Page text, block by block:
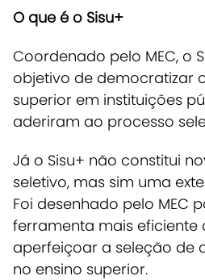
O que é o Sisu+
Coordenado pelo MEC, o
objetivo de democratizar
superior em instituições
aderiram ao processo
Já o Sisu+ não constitui
seletivo, mas sim uma
Foi desenhado pelo MEC
ferramenta mais eficiente
aperfeiçoar a seleção de
no ensino superior.